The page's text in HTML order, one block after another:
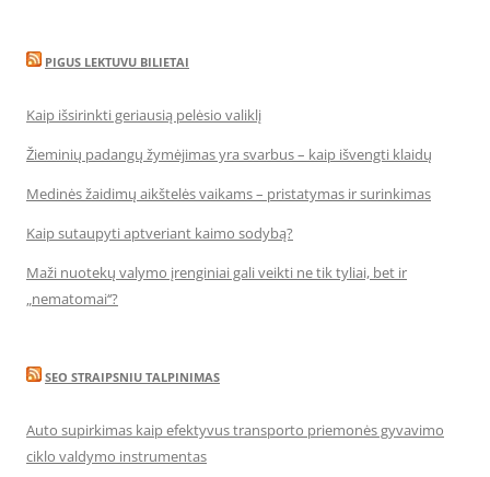
PIGUS LEKTUVU BILIETAI
Kaip išsirinkti geriausią pelėsio valiklį
Žieminių padangų žymėjimas yra svarbus – kaip išvengti klaidų
Medinės žaidimų aikštelės vaikams – pristatymas ir surinkimas
Kaip sutaupyti aptveriant kaimo sodybą?
Maži nuotekų valymo įrenginiai gali veikti ne tik tyliai, bet ir
„nematomai‘‘?
SEO STRAIPSNIU TALPINIMAS
Auto supirkimas kaip efektyvus transporto priemonės gyvavimo
ciklo valdymo instrumentas